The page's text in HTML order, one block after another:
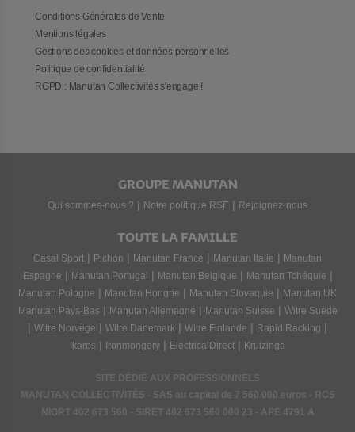
Conditions Générales de Vente
Mentions légales
Gestions des cookies et données personnelles
Politique de confidentialité
RGPD : Manutan Collectivités s'engage !
GROUPE MANUTAN
Qui sommes-nous ? | Notre politique RSE | Rejoignez-nous
TOUTE LA FAMILLE
Casal Sport | Pichon | Manutan France | Manutan Italie | Manutan
Espagne | Manutan Portugal | Manutan Belgique | Manutan Tchéquie |
Manutan Pologne | Manutan Hongrie | Manutan Slovaquie | Manutan UK
Manutan Pays-Bas | Manutan Allemagne | Manutan Suisse | Witre Suède
| Witre Norvège | Witre Danemark | Witre Finlande | Rapid Racking |
Ikaros | Ironmongery | ElectricalDirect | Kruizinga
SITE DÉDIÉ AUX PROFESSIONNELS
MANUTAN COLLECTIVITÉS - SAS au capital de 7 560 000 euros - RCS
NIORT 402 673 560 - SIRET 402 673 560 000 23 - APE 4791 A